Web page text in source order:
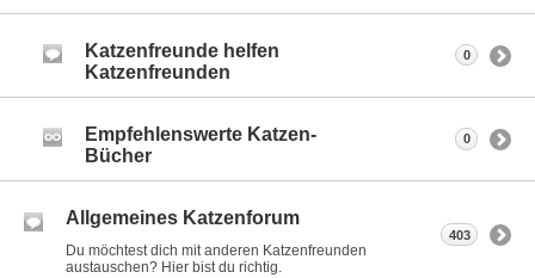
Katzenfreunde helfen
Katzenfreunden
0
Empfehlenswerte Katzen-
Bücher
0
Allgemeines Katzenforum
Du möchtest dich mit anderen Katzenfreunden
austauschen? Hier bist du richtig.
403